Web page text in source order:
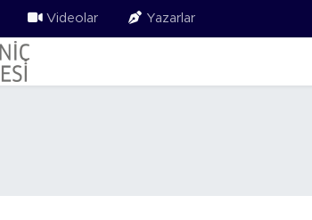
Videolar Yazarlar